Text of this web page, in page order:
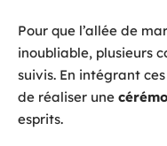
Pour que l’allée de
inoubliable, plusieurs
suivis. En intégrant
de réaliser une
esprits.